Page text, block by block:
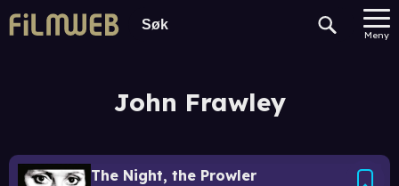
Meny
John Frawley
The Night, the Prowler